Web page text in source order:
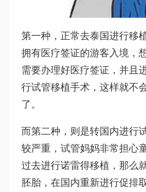
第一种，正常去泰国进行移
拥有医疗签证的游客入境，
需要办理好医疗签证，并且
行试管移植手术，这样就不
了。
而第二种，则是转国内进行
较严重，试管妈妈非常担心
过去进行诺雷得移植，那么
胚胎，在国内重新进行促排